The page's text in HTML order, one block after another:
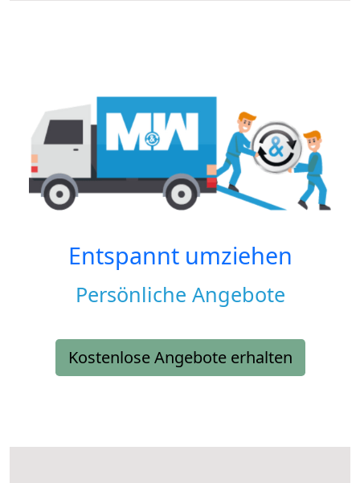
Entspannt umziehen
Persönliche Angebote
Kostenlose Angebote erhalten